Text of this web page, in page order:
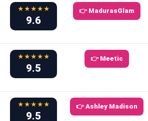
★★★★★
9.6
👉 MadurasGlam
★★★★★
9.5
👉 Meetic
★★★★★
9.5
👉 Ashley Madison